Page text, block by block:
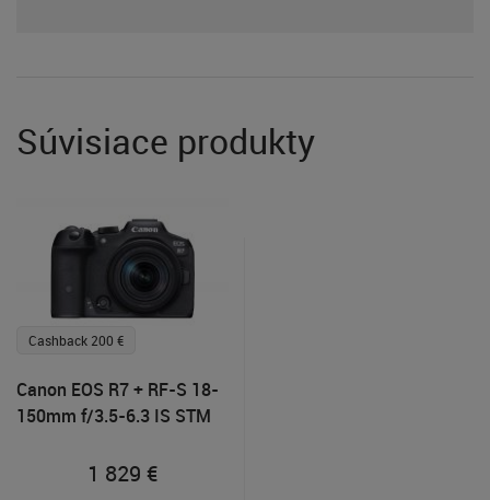
Súvisiace produkty
Cashback 200 €
Canon EOS R7 + RF-S 18-
150mm f/3.5-6.3 IS STM
1 829 €